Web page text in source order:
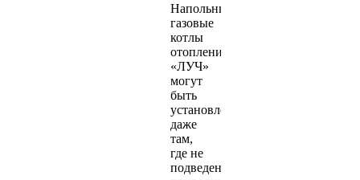
Напольные
газовые
котлы
отопления
«ЛУЧ»
могут
быть
установлены
даже
там,
где не
подведен